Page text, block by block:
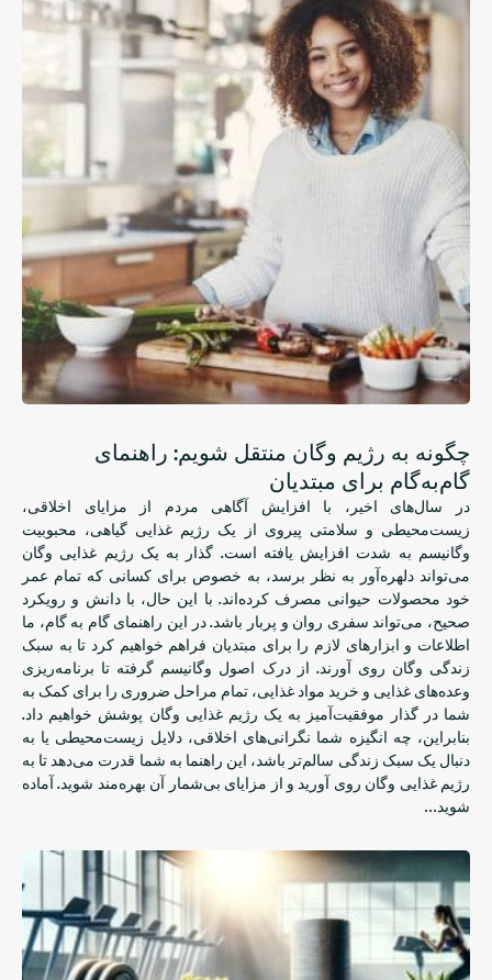
چگونه به رژیم وگان منتقل شویم: راهنمای
گام‌به‌گام برای مبتدیان
در سال‌های اخیر، با افزایش آگاهی مردم از مزایای اخلاقی،
زیست‌محیطی و سلامتی پیروی از یک رژیم غذایی گیاهی، محبوبیت
وگانیسم به شدت افزایش یافته است. گذار به یک رژیم غذایی وگان
می‌تواند دلهره‌آور به نظر برسد، به خصوص برای کسانی که تمام عمر
خود محصولات حیوانی مصرف کرده‌اند. با این حال، با دانش و رویکرد
صحیح، می‌تواند سفری روان و پربار باشد. در این راهنمای گام به گام، ما
اطلاعات و ابزارهای لازم را برای مبتدیان فراهم خواهیم کرد تا به سبک
زندگی وگان روی آورند. از درک اصول وگانیسم گرفته تا برنامه‌ریزی
وعده‌های غذایی و خرید مواد غذایی، تمام مراحل ضروری را برای کمک به
شما در گذار موفقیت‌آمیز به یک رژیم غذایی وگان پوشش خواهیم داد.
بنابراین، چه انگیزه شما نگرانی‌های اخلاقی، دلایل زیست‌محیطی یا به
دنبال یک سبک زندگی سالم‌تر باشد، این راهنما به شما قدرت می‌دهد تا به
رژیم غذایی وگان روی آورید و از مزایای بی‌شمار آن بهره‌مند شوید. آماده
شوید…